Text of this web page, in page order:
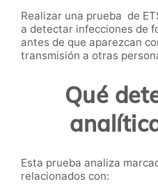
Realizar una prueba de
a detectar infecciones de
antes de que aparezcan
transmisión a otras
Qué
Esta prueba analiza
relacionados con: